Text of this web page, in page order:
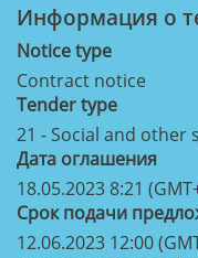
Информация о
Notice type
Contract notice
Tender type
21 - Social and other
Дата оглашения
18.05.2023 8:21
Срок подачи
12.06.2023 12:00